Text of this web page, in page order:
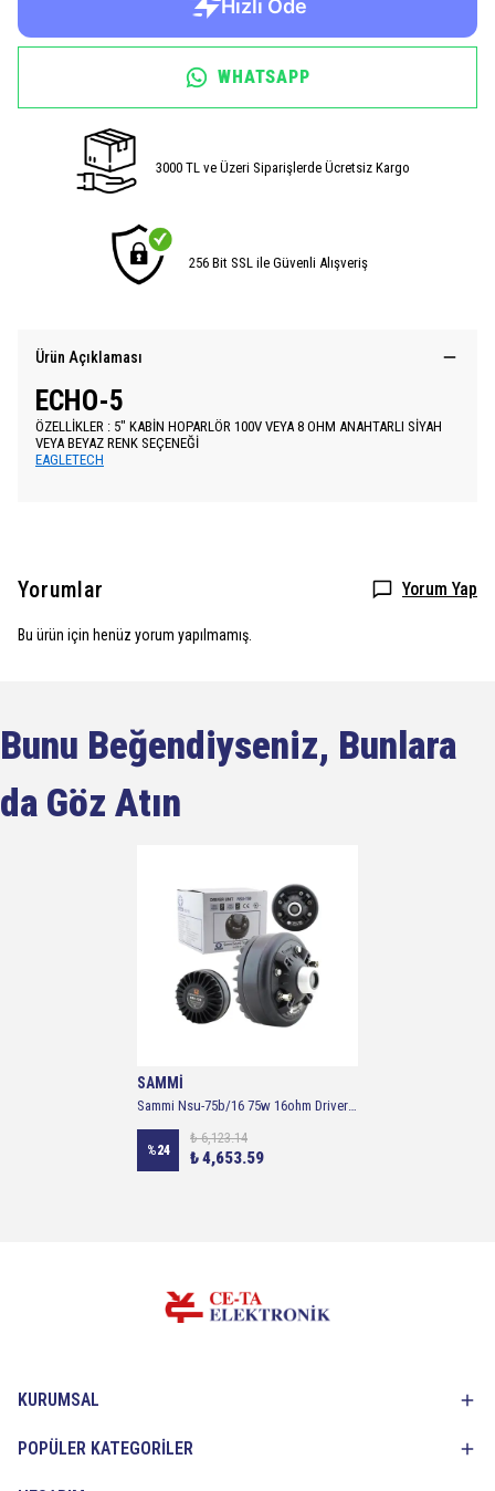
WHATSAPP
3000 TL ve Üzeri Siparişlerde Ücretsiz Kargo
256 Bit SSL ile Güvenli Alışveriş
Ürün Açıklaması
ECHO-5
ÖZELLİKLER : 5″ KABİN HOPARLÖR 100V VEYA 8 OHM ANAHTARLI SİYAH
VEYA BEYAZ RENK SEÇENEĞİ
EAGLETECH
Yorumlar Yorum Yap
Bu ürün için henüz yorum yapılmamış.
Bunu Beğendiyseniz, Bunlara
da Göz Atın
SAMMİ
Sammi Nsu-75b/16 75w 16ohm Driver Unit
%24
₺ 6,123.14
₺ 4,653.59
KURUMSAL
POPÜLER KATEGORİLER